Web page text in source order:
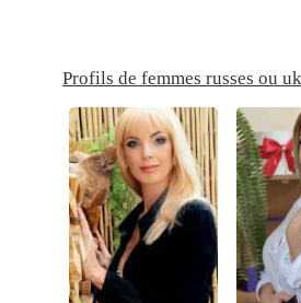
Profils de femmes russes ou